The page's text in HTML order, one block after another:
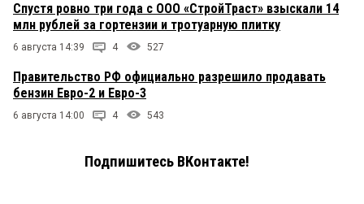
Спустя ровно три года с ООО «СтройТраст» взыскали 14
млн рублей за гортензии и тротуарную плитку
6 августа 14:39 4 527
Правительство РФ официально разрешило продавать
бензин Евро-2 и Евро-3
6 августа 14:00 4 543
Подпишитесь ВКонтакте!